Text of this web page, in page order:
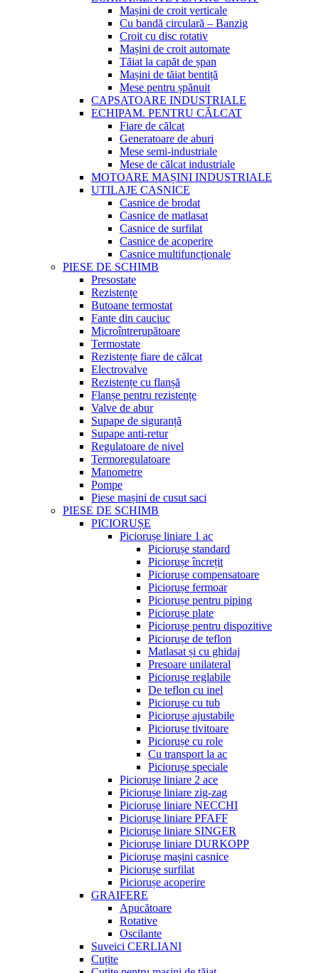
Mașini de croit verticale
Cu bandă circulară – Banzig
Croit cu disc rotativ
Mașini de croit automate
Tăiat la capăt de șpan
Mașini de tăiat bentiță
Mese pentru șpănuit
CAPSATOARE INDUSTRIALE
ECHIPAM. PENTRU CĂLCAT
Fiare de călcat
Generatoare de aburi
Mese semi-industriale
Mese de călcat industriale
MOTOARE MAȘINI INDUSTRIALE
UTILAJE CASNICE
Casnice de brodat
Casnice de matlasat
Casnice de surfilat
Casnice de acoperire
Casnice multifuncționale
PIESE DE SCHIMB
Presostate
Rezistențe
Butoane termostat
Fante din cauciuc
Microîntrerupătoare
Termostate
Rezistențe fiare de călcat
Electrovalve
Rezistențe cu flanșă
Flanșe pentru rezistențe
Valve de abur
Supape de siguranță
Supape anti-retur
Regulatoare de nivel
Termoregulatoare
Manometre
Pompe
Piese mașini de cusut saci
PIESE DE SCHIMB
PICIORUȘE
Piciorușe liniare 1 ac
Piciorușe standard
Piciorușe încrețit
Piciorușe compensatoare
Piciorușe fermoar
Piciorușe pentru piping
Piciorușe plate
Piciorușe pentru dispozitive
Piciorușe de teflon
Matlasat și cu ghidaj
Presoare unilateral
Piciorușe reglabile
De teflon cu inel
Piciorușe cu tub
Piciorușe ajustabile
Piciorușe tivitoare
Piciorușe cu role
Cu transport la ac
Piciorușe speciale
Piciorușe liniare 2 ace
Piciorușe liniare zig-zag
Piciorușe liniare NECCHI
Piciorușe liniare PFAFF
Piciorușe liniare SINGER
Piciorușe liniare DURKOPP
Piciorușe mașini casnice
Piciorușe surfilat
Piciorușe acoperire
GRAIFERE
Apucătoare
Rotative
Oscilante
Suveici CERLIANI
Cuțite